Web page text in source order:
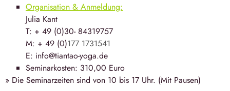
Organisation & Anmeldung:
Julia Kant
T: + 49 (0)30- 84319757
M: + 49 (0)177 1731541
E: info@tiantao-yoga.de
Seminarkosten: 310,00 Euro
» Die Seminarzeiten sind von 10 bis 17 Uhr. (Mit Pausen)